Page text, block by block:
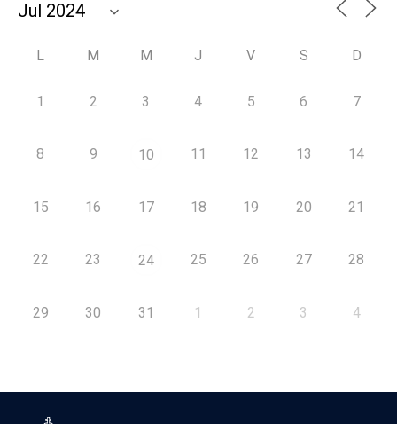
L M M J V S D
1 2 3 4 5 6 7
8 9 10 11 12 13 14
15 16 17 18 19 20 21
22 23 24 25 26 27 28
29 30 31 1 2 3 4